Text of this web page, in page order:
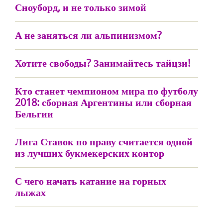
Сноуборд, и не только зимой
А не заняться ли альпинизмом?
Хотите свободы? Занимайтесь тайцзи!
Кто станет чемпионом мира по футболу
2018: сборная Аргентины или сборная
Бельгии
Лига Ставок по праву считается одной
из лучших букмекерских контор
С чего начать катание на горных
лыжах